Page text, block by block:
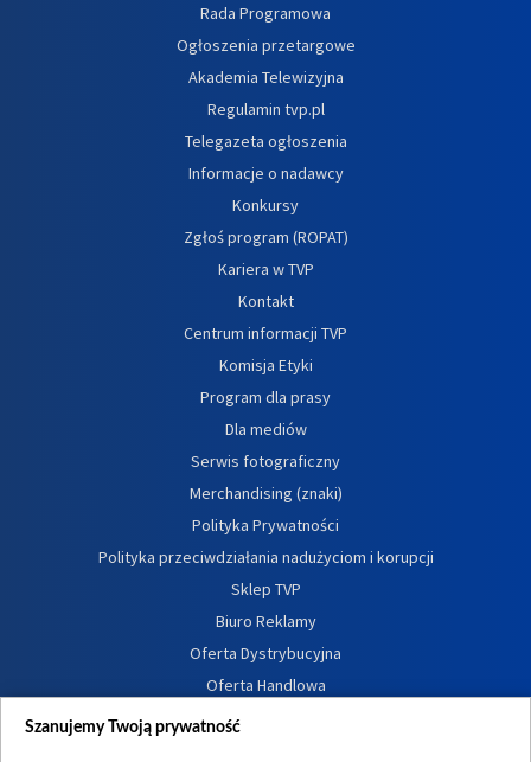
Rada Programowa
Ogłoszenia przetargowe
Akademia Telewizyjna
Regulamin tvp.pl
Telegazeta ogłoszenia
Informacje o nadawcy
Konkursy
Zgłoś program (ROPAT)
Kariera w TVP
Kontakt
Centrum informacji TVP
Komisja Etyki
Program dla prasy
Dla mediów
Serwis fotograficzny
Merchandising (znaki)
Polityka Prywatności
Polityka przeciwdziałania nadużyciom i korupcji
Sklep TVP
Biuro Reklamy
Oferta Dystrybucyjna
Oferta Handlowa
Dostępność
Szanujemy Twoją prywatność